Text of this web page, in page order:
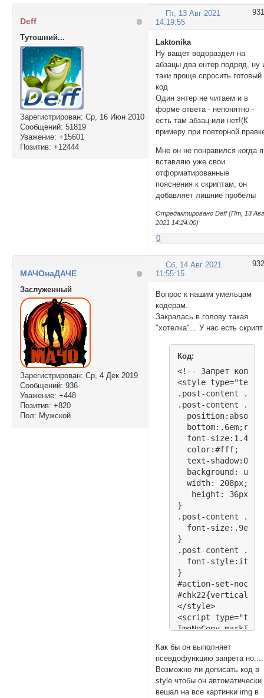
931
Пт, 13 Авг 2021
14:19:55
Deff
Тутошний...
Зарегистрирован: Ср, 16 Июн 2010
Сообщений: 51819
Уважение: +15601
Позитив: +12444
Laktonika
Ну ващет водораздел на
абзацы два ентер подряд, ну
таки проще спросить готовый
код
Один энтер не читаем и в
форме ответа - непонятно -
есть там абзац или нет!(К
примеру при повторной
Мне он не понравился когда я
вставляю уже свои
отформатированные
пояснения к скриптам, он
добавляет лишние пробелы
Отредактировано Deff (Пт, 13 Авг
2021 14:24:00)
0
932
Сб, 14 Авг 2021
11:55:15
МАЧОнаДАЧЕ
Заслуженный
Зарегистрирован: Ср, 4 Дек 2019
Сообщений: 936
Уважение: +448
Позитив: +820
Пол: Мужской
Вопрос к нашим умельцам
кодерам.
Закралась в голову такая
"хотелка"... У нас есть скрипт
Код:
<!-- Запрет
<style type="text/
.post-content
.post-content
  font-size:1.4em;
  color:#fff;
text-shadow:0 0
background:
  width: 208px;
   height: 36px;
}
.post-content
  font-size:.9em;
}
.post-content
font-
}
#action-set-
#chk22{vertical-
</style>
<script
</script>
<script
Как бы он выполняет
псевдофункцию запрета
Возможно ли дописать код в
style чтобы он автоматически
вешал на все картинки img в